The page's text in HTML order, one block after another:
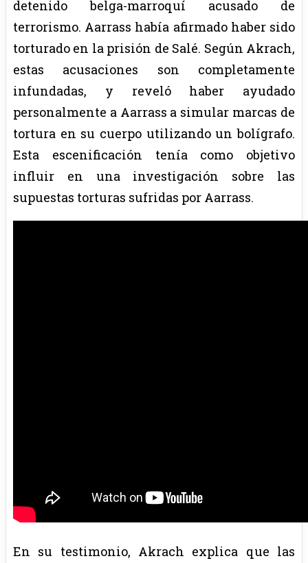
detenido belga-marroquí acusado de
terrorismo. Aarrass había afirmado haber sido
torturado en la prisión de Salé. Según Akrach,
estas acusaciones son completamente
infundadas, y reveló haber ayudado
personalmente a Aarrass a simular marcas de
tortura en su cuerpo utilizando un bolígrafo.
Esta escenificación tenía como objetivo
influir en una investigación sobre las
supuestas torturas sufridas por Aarrass.
En su testimonio, Akrach explica que las